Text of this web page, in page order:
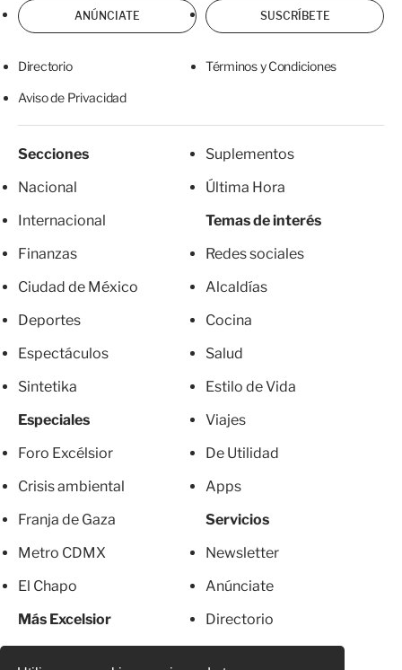
ANÚNCIATE SUSCRÍBETE
Directorio Términos y Condiciones
Aviso de Privacidad
Secciones
Nacional
Internacional
Finanzas
Ciudad de México
Deportes
Espectáculos
Sintetika
Especiales
Foro Excélsior
Crisis ambiental
Franja de Gaza
Metro CDMX
El Chapo
Más Excelsior
Suplementos
Última Hora
Temas de interés
Redes sociales
Alcaldías
Cocina
Salud
Estilo de Vida
Viajes
De Utilidad
Apps
Servicios
Newsletter
Anúnciate
Directorio